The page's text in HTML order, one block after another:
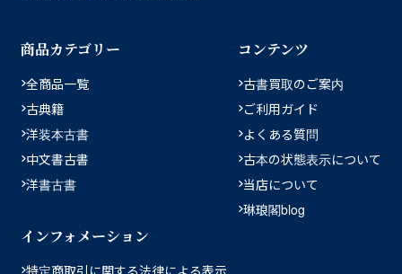
商品カテゴリー
全商品一覧
古典籍
洋装本古書
中文書古書
洋書古書
コンテンツ
古書買取のご案内
ご利用ガイド
よくある質問
古本の状態表示について
当店について
琳琅閣blog
インフォメーション
特定商取引に関する法律による表示